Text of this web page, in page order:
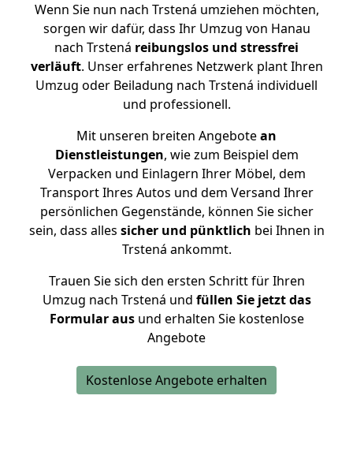
Wenn Sie nun nach Trstená umziehen möchten,
sorgen wir dafür, dass Ihr Umzug von Hanau
nach Trstená reibungslos und stressfrei
verläuft. Unser erfahrenes Netzwerk plant Ihren
Umzug oder Beiladung nach Trstená individuell
und professionell.
Mit unseren breiten Angebotean
Dienstleistungen, wie zum Beispiel dem
Verpacken und Einlagern Ihrer Möbel, dem
Transport Ihres Autos und dem Versand Ihrer
persönlichen Gegenstände, können Sie sicher
sein, dass alles sicher und pünktlich bei Ihnen in
Trstená ankommt.
Trauen Sie sich den ersten Schritt für Ihren
Umzug nach Trstená und füllen Sie jetzt das
Formular ausund erhalten Sie kostenlose
Angebote
Kostenlose Angebote erhalten